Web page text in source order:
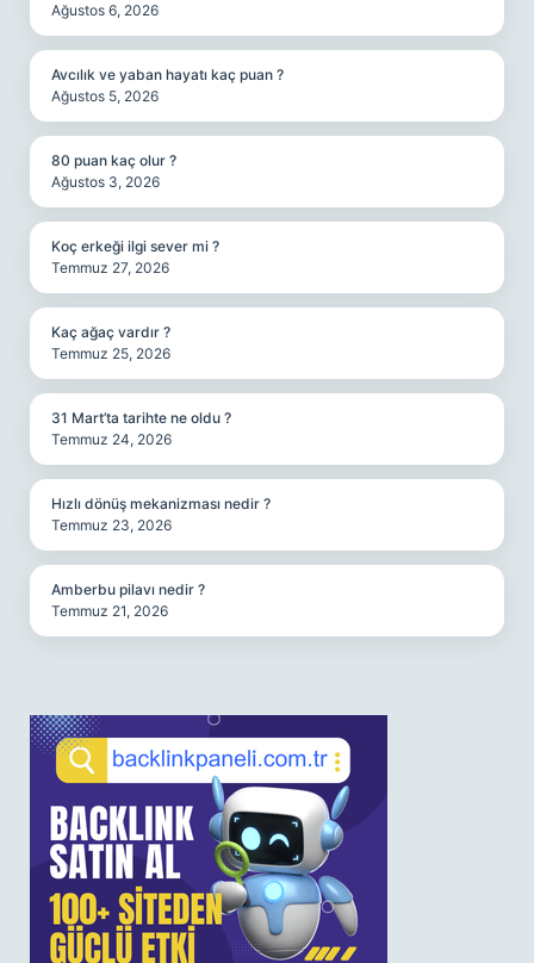
Ağustos 6, 2026
Avcılık ve yaban hayatı kaç puan ?
Ağustos 5, 2026
80 puan kaç olur ?
Ağustos 3, 2026
Koç erkeği ilgi sever mi ?
Temmuz 27, 2026
Kaç ağaç vardır ?
Temmuz 25, 2026
31 Mart’ta tarihte ne oldu ?
Temmuz 24, 2026
Hızlı dönüş mekanizması nedir ?
Temmuz 23, 2026
Amberbu pilavı nedir ?
Temmuz 21, 2026